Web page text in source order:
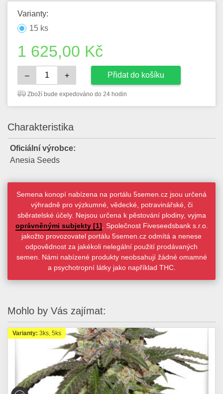
Varianty:
15 ks
1 625,00 Kč
– + Přidat do košíku
Zboží bude expedováno do 24 hodin
Charakteristika
Oficiální výrobce:
Anesia Seeds
Semena konopí nabízena na portálu 5semen.cz jsou určená
výhradně pro výzkumné, vědecké, potravinářské, či
sběratelské účely. Nejsou určena k pěstování plodiny, vyjma
oprávněnými subjekty [1] . Společnost Fiveseedsbank s.r.o.
jakožto provozovatel portálu 5semen.cz odmítá a nenese
odpovědnost za jakékoli nelegální použití prodávaných
semen. Námi nabízené produkty neobsahují žádné omamné
a psychotropní látky jako například THC.
Mohlo by Vás zajímat:
Varianty: 3ks, 5ks